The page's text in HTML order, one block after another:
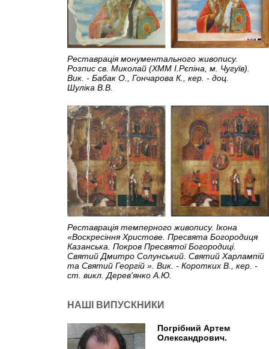
Реставрація монументального живопису.
Розпис св. Миколай (ХММ І.Рєпіна, м. Чугуїв).
Вик. - Бабак О., Гончарова К., кер. - доц.
Шуліка В.В.
Реставрація темперного живопису. Ікона
«Воскресіння Христове. Пресвята Богородиця
Казанська. Покров Пресвятої Богородиці.
Святий Дмитро Солунський. Святий Харлампій
та Святий Георгій ». Вик. - Коротких В., кер. -
ст. викл. Дерев'янко А.Ю.
НАШІ ВИПУСКНИКИ
Погрібний Артем
Олександрович.